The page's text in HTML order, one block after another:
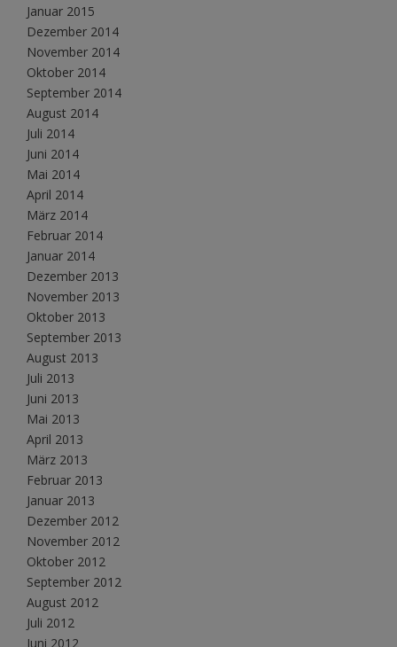
Januar 2015
Dezember 2014
November 2014
Oktober 2014
September 2014
August 2014
Juli 2014
Juni 2014
Mai 2014
April 2014
März 2014
Februar 2014
Januar 2014
Dezember 2013
November 2013
Oktober 2013
September 2013
August 2013
Juli 2013
Juni 2013
Mai 2013
April 2013
März 2013
Februar 2013
Januar 2013
Dezember 2012
November 2012
Oktober 2012
September 2012
August 2012
Juli 2012
Juni 2012